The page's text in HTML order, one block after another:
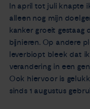
In april tot juli knapte
alleen nog mijn
kanker groeit gestaag
bijnieren. Op andere
leverbiopt bleek dat
verandering in een
Ook hiervoor is
sinds 1 augustus